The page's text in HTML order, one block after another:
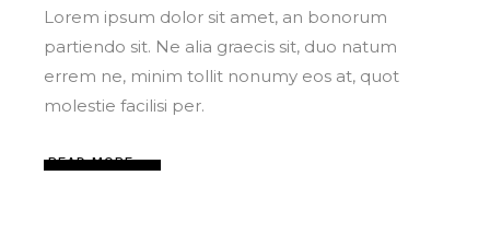
Lorem ipsum dolor sit amet, an bonorum
partiendo sit. Ne alia graecis sit, duo natum
errem ne, minim tollit nonumy eos at, quot
molestie facilisi per.
READ MORE